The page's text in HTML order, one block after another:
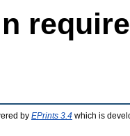
by EPrints 3.4 which is